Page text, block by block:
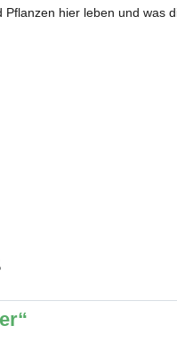
hier leben und was